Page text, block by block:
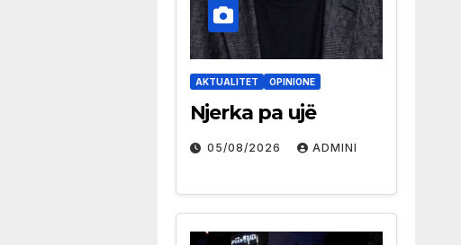
AKTUALITET OPINIONE
Njerka pa ujë
05/08/2026 ADMINI